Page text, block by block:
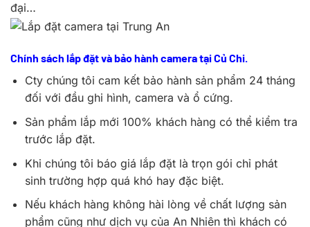
đại…
Chính sách lắp đặt và bảo hành camera tại Củ Chi.
Cty chúng tôi cam kết bảo hành sản phẩm 24 tháng
đối với đầu ghi hình, camera và ổ cứng.
Sản phẩm lắp mới 100% khách hàng có thể kiểm tra
trước lắp đặt.
Khi chúng tôi báo giá lắp đặt là trọn gói chỉ phát
sinh trường hợp quá khó hay đặc biệt.
Nếu khách hàng không hài lòng về chất lượng sản
phẩm cũng như dịch vụ của An Nhiên thì khách có